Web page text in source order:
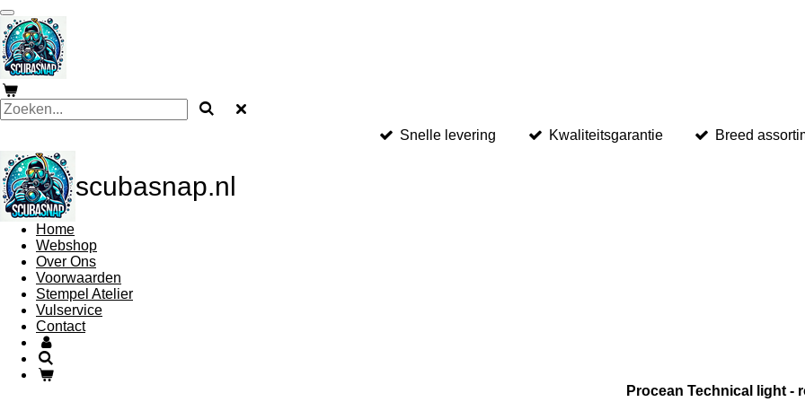
Ga
direct
naar
de
hoofdinhoud
Snelle levering Kwaliteitsgarantie Breed
scubasnap.nl
Home
Webshop
Over Ons
Voorwaarden
Stempel Atelier
Vulservice
Contact
Procean Technical light -